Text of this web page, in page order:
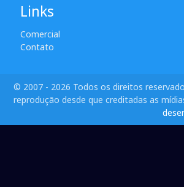
Links
Comercial
Contato
© 2007 - 2026 Todos os direitos
reprodução desde que creditadas as